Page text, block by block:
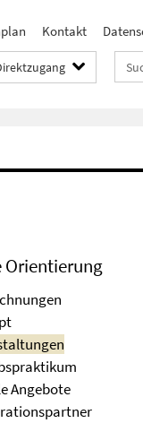
Kontakt
Orientierung
Angebote